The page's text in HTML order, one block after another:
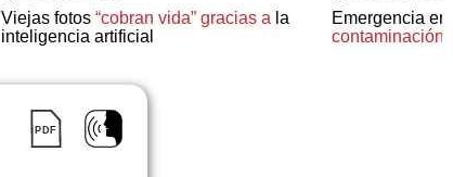
OTHER LANGUAGES
Viejas fotos “cobran vida” gracias ala
inteligencia artificial
Emergencia
contaminación